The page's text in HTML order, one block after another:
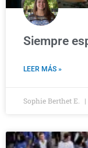
Siempre
LEER MÁS »
Sophie Berthet E.